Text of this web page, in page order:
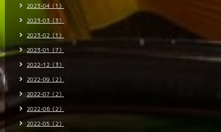
2023-04（1）
2023-03（3）
2023-02（1）
2023-01（7）
2022-12（3）
2022-09（2）
2022-07（2）
2022-06（2）
2022-05（2）